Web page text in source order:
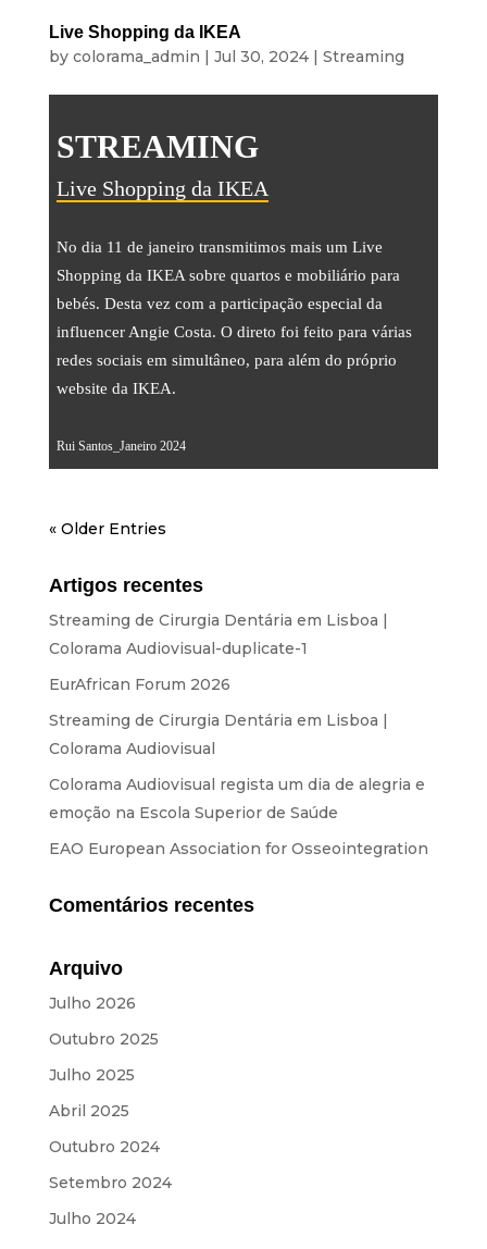
Live Shopping da IKEA
by colorama_admin | Jul 30, 2024| Streaming
STREAMING
Live Shopping da IKEA
No dia 11 de janeiro transmitimos mais um Live
Shopping da IKEA sobre quartos e mobiliário para
bebés. Desta vez com a participação especial da
influencer Angie Costa. O direto foi feito para várias
redes sociais em simultâneo, para além do próprio
website da IKEA.
Rui Santos_Janeiro 2024
« Older Entries
Artigos recentes
Streaming de Cirurgia Dentária em Lisboa |
Colorama Audiovisual-duplicate-1
EurAfrican Forum 2026
Streaming de Cirurgia Dentária em Lisboa |
Colorama Audiovisual
Colorama Audiovisual regista um dia de alegria e
emoção na Escola Superior de Saúde
EAO European Association for Osseointegration
Comentários recentes
Arquivo
Julho 2026
Outubro 2025
Julho 2025
Abril 2025
Outubro 2024
Setembro 2024
Julho 2024